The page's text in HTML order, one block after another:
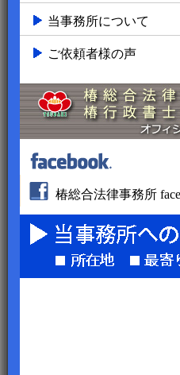
当事務所について
ご依頼者様の声
椿総合法律事務所